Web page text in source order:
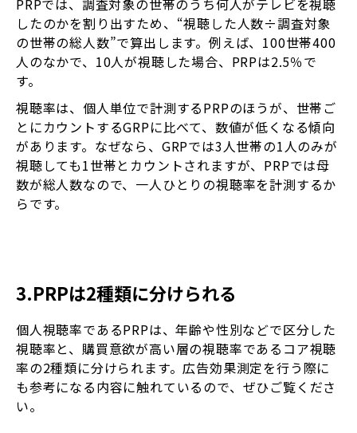
PRPでは、調査対象の世帯のうち何人がテレビを視聴
したのかを割り出すため、“視聴した人数÷調査対象
の世帯の総人数”で算出します。例えば、100世帯400
人のなかで、10人が視聴した場合、PRPは2.5％で
す。
視聴率は、個人単位で計測するPRPのほうが、世帯ご
とにカウントするGRPに比べて、数値が低くなる傾向
があります。なぜなら、GRPでは3人世帯の1人のみが
視聴しても1世帯とカウントされますが、PRPでは母
数が総人数なので、一人ひとりの視聴率を計測するか
らです。
3.PRPは2種類に分けられる
個人視聴率であるPRPは、年齢や性別などで区分した
視聴率と、購買意欲が高い層の視聴率であるコア視聴
率の2種類に分けられます。広告効果測定を行う際に
も参考になる内容に触れているので、ぜひご覧くださ
い。